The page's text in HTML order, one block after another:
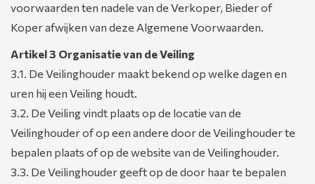
voorwaarden ten nadele van de Verkoper, Bieder of
Koper afwijken van deze Algemene Voorwaarden.
Artikel 3 Organisatie van de Veiling
3.1. De Veilinghouder maakt bekend op welke dagen en
uren hij een Veiling houdt.
3.2. De Veiling vindt plaats op de locatie van de
Veilinghouder of op een andere door de Veilinghouder te
bepalen plaats of op de website van de Veilinghouder.
3.3. De Veilinghouder geeft op de door haar te bepalen